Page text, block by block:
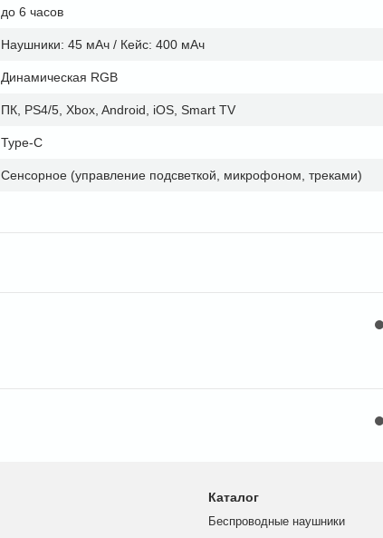
до 6 часов
Наушники: 45 мАч / Кейс: 400 мАч
Динамическая RGB
ПК, PS4/5, Xbox, Android, iOS, Smart TV
Type-C
Сенсорное (управление подсветкой, микрофоном, треками)
Каталог
Беспроводные наушники